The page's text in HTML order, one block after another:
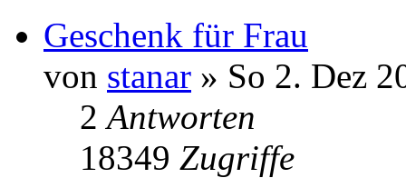
Geschenk für Frau
von stanar » So 2. Dez
2Antworten
18349 Zugriffe